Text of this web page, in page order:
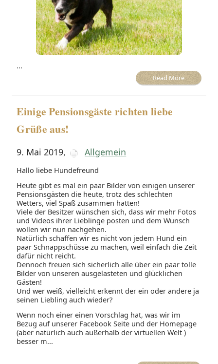
...
Read More
Einige Pensionsgäste richten liebe
Grüße aus!
9. Mai 2019, Allgemein
Hallo liebe Hundefreund
Heute gibt es mal ein paar Bilder von einigen unserer
Pensionsgästen die heute, trotz des schlechten
Wetters, viel Spaß zusammen hatten!
Viele der Besitzer wünschen sich, dass wir mehr Fotos
und Videos ihrer Lieblinge posten und dem Wunsch
wollen wir nun nachgehen.
Natürlich schaffen wir es nicht von jedem Hund ein
paar Schnappschüsse zu machen, weil einfach die Zeit
dafür nicht reicht.
Dennoch freuen sich sicherlich alle über ein paar tolle
Bilder von unseren ausgelasteten und glücklichen
Gästen!
Und wer weiß, vielleicht erkennt der ein oder andere ja
seinen Liebling auch wieder?
Wenn noch einer einen Vorschlag hat, was wir im
Bezug auf unserer Facebook Seite und der Homepage
(aber natürlich auch außerhalb der virtuellen Welt )
besser m...